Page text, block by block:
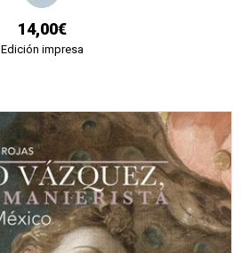
14,00€
Edición impresa